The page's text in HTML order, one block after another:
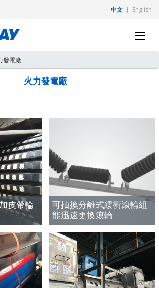
中文 ｜ English
發電廠
火力發電廠
皮帶輪
可抽換分離式緩衝滾輪組
能迅速更換滾輪
IMPROVING
PRODUCTIVITY